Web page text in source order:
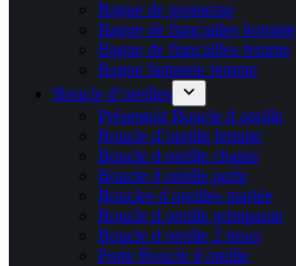
Bague de promesse
Bague de fiançailles homme
Bague de fiançailles femme
Bague fantaisie femme
Boucle d’oreilles
Présentoir Boucle d oreille
Boucle d’oreille femme
Boucle d oreille chaine
Boucle d oreille perle
Boucles d oreilles mariée
Boucle d oreille grimpante
Boucle d oreille 2 trous
Porte Boucle d oreille